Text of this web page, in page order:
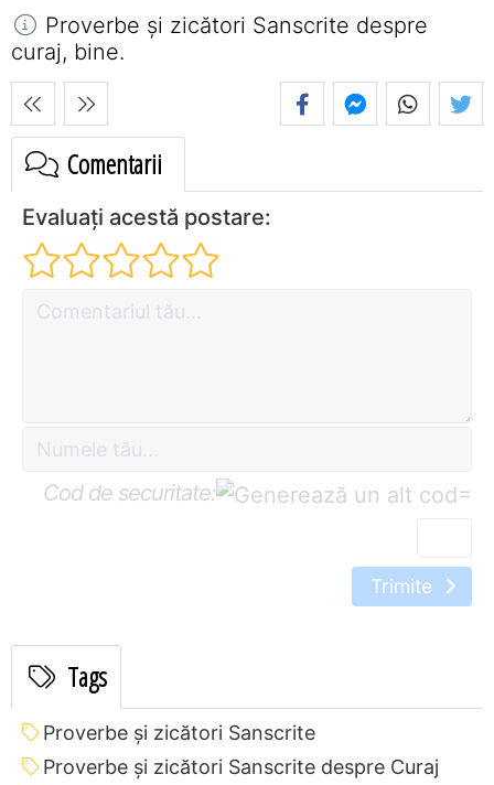
Proverbe și zicători Sanscrite despre
curaj, bine.
Comentarii
Evaluați acestă postare:
Cod de securitate: =
Trimite
Tags
Proverbe și zicători Sanscrite
Proverbe și zicători Sanscrite despre Curaj